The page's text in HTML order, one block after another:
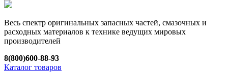
Весь спектр оригинальных запасных частей, смазочных и
расходных материалов к технике ведущих мировых
производителей
8(800)600-88-93
Каталог товаров